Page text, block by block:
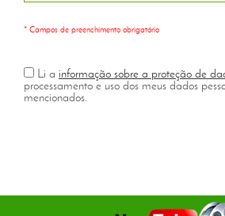
* Campos de preenchimento obrigatório
Li a informação sobre a proteção de
processamento e uso dos meus dados
mencionados.